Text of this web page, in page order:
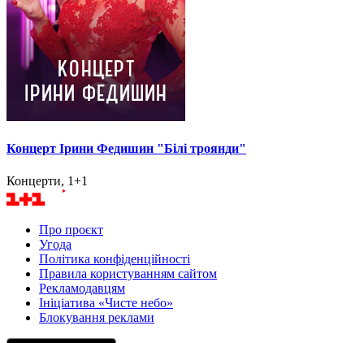
Концерт Ірини Федишин "Білі троянди"
Концерти, 1+1
Про проєкт
Угода
Політика конфіденційності
Правила користуванням сайтом
Рекламодавцям
Ініціатива «Чисте небо»
Блокування реклами